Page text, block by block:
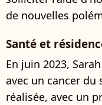
de nouvelles
Santé et
En juin 2023,
avec un cancer du
réalisée, avec un